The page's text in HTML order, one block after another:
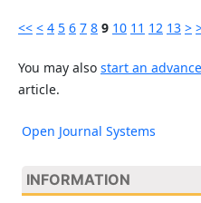
<< < 4 5 6 7 8 9 10 11 12 13 >
You may also start an
article.
Open Journal Systems
INFORMATION